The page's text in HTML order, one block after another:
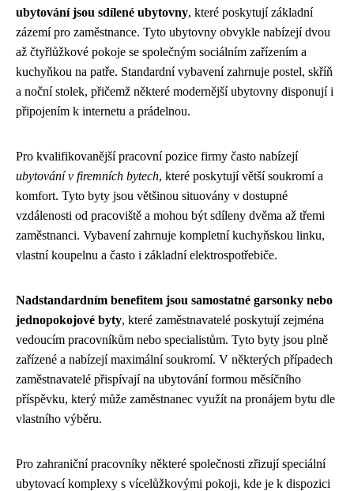
ubytování jsou sdílené ubytovny, které poskytují základní
zázemí pro zaměstnance. Tyto ubytovny obvykle nabízejí dvou
až čtyřlůžkové pokoje se společným sociálním zařízením a
kuchyňkou na patře. Standardní vybavení zahrnuje postel, skříň
a noční stolek, přičemž některé modernější ubytovny disponují i
připojením k internetu a prádelnou.
Pro kvalifikovanější pracovní pozice firmy často nabízejí
ubytování v firemních bytech, které poskytují větší soukromí a
komfort. Tyto byty jsou většinou situovány v dostupné
vzdálenosti od pracoviště a mohou být sdíleny dvěma až třemi
zaměstnanci. Vybavení zahrnuje kompletní kuchyňskou linku,
vlastní koupelnu a často i základní elektrospotřebiče.
Nadstandardním benefitem jsou samostatné garsonky nebo
jednopokojové byty, které zaměstnavatelé poskytují zejména
vedoucím pracovníkům nebo specialistům. Tyto byty jsou plně
zařízené a nabízejí maximální soukromí. V některých případech
zaměstnavatelé přispívají na ubytování formou měsíčního
příspěvku, který může zaměstnanec využít na pronájem bytu dle
vlastního výběru.
Pro zahraniční pracovníky některé společnosti zřizují speciální
ubytovací komplexy s vícelůžkovými pokoji, kde je k dispozici